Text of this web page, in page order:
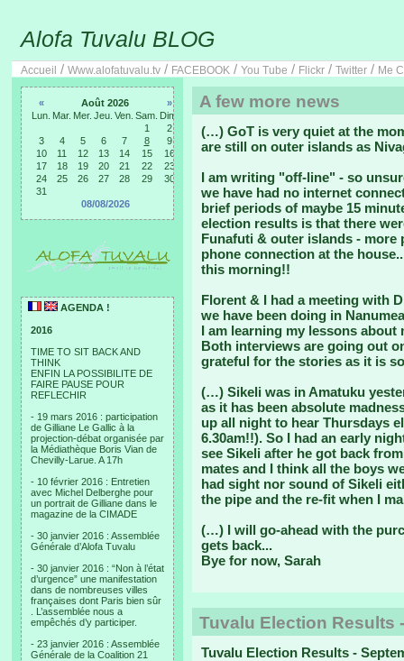
Alofa Tuvalu BLOG
Accueil / Www.alofatuvalu.tv / FACEBOOK / You Tube / Flickr / Twitter / Me
« Août 2026
»
Lun. Mar. Mer. Jeu. Ven. Sam. Dim.
1
2
3
4 5 6 7 8
9
10
11 12 13 14 15
16
17
18 19 20 21 22
23
24
25 26 27 28 29
30
31
08/08/2026
AGENDA !
2016
TIME TO SIT BACK AND
THINK
ENFIN LA POSSIBILITE DE
FAIRE PAUSE POUR
REFLECHIR
- 19 mars 2016 : participation
de Gilliane Le Gallic à la
projection-débat organisée par
la Médiathèque Boris Vian de
Chevilly-Larue. A 17h
- 10 février 2016 : Entretien
avec Michel Delberghe pour
un portrait de Gilliane dans le
magazine de la CIMADE
- 30 janvier 2016 : Assemblée
Générale d’Alofa Tuvalu
- 30 janvier 2016 : “Non à l’état
d’urgence” une manifestation
dans de nombreuses villes
françaises dont Paris bien sûr
. L’assemblée nous a
empêchés d’y participer.
- 23 janvier 2016 : Assemblée
Générale de la Coalition 21
A few more news
(…) GoT is very quiet at the
are still on outer islands as
I am writing "off-line" - so
we have had no internet
brief periods of maybe 15
election results is that there
Funafuti & outer islands - more
phone connection at the
this morning!!
Florent & I had a meeting with
we have been doing in
I am learning my lessons
Both interviews are going out
grateful for the stories as it is
(…) Sikeli was in Amatuku
as it has been absolute
up all night to hear Thursdays
6.30am!!). So I had an early
see Sikeli after he got back
mates and I think all the boys
had sight nor sound of Sikeli
the pipe and the re-fit when I
(…) I will go-ahead with the
gets back...
Bye for now, Sarah
Tuvalu Election Results
Tuvalu Election Results -